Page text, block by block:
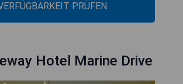
PRÜFEN
Hotel Marine Drive